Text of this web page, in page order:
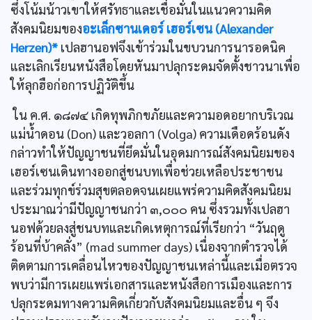
ซึ่งโน้มน้าวเขาให้ศรัทธาและเชื่อมั่นในแนวความคิด
สังคมนิยมของอะเล็กซานเดอร์ เฮอร์เซน (Alexander
Herzen)* เปลฮานอฟจึงเข้าร่วมในขบวนการนารอดนิค
และเลิกเรียนหนังสือโดยหันมาปลุกระดมจัดตั้งชาวนาเพื่อ
ให้ลุกฮือก่อการปฏิวัติขึ้น
ใน ค.ศ. ๑๘๗๔ เกิดทุพภิกขภัยและความอดอยากบริเวณ
แม่นํ้าดอน (Don) และวอลกา (Volga) ความเดือดร้อนดัง
กล่าวทำให้ปัญญาชนที่ยึดมั่นในอุดมการณ์สังคมนิยมของ
เฮอร์เซนเดินทางออกสู่ชนบทเพื่อช่วยเหลือประชาชน
และร่วมทุกข์ร่วมสุขตลอดจนเผยแพร่ความคิดสังคมนิยม
ประมาณว่ามีปัญญาชนกว่า ๓,๐๐๐ คน ซึ่งรวมทั้งเปลฮา
นอฟด้วยลงสู่ชนบทและเกิดเหตุการณ์ที่เรียกว่า “วันฤดู
ร้อนที่บ้าคลั่ง” (mad summer days) เนื่องจากตำรวจได้
ติดตามการเคลื่อนไหวของปัญญาชนเหล่านี้และเมื่อตรวจ
พบว่ามีการเผยแพร่เอกสารและหนังสือการเมืองและการ
ปลุกระดมทางความคิดเกี่ยวกับสังคมนิยมและอื่น ๆ จึง